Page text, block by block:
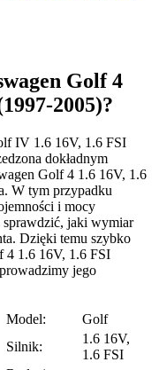
Golf 4
2005)?
IV 1.6 16V, 1.6 FSI
dokładnym
Golf 4 1.6 16V, 1.6
W tym przypadku
i mocy
jaki wymiar
Dzięki temu szybko
4 1.6 16V, 1.6 FSI
jego
Model:
Golf
Silnik:
1.6 16V,
1.6 FSI